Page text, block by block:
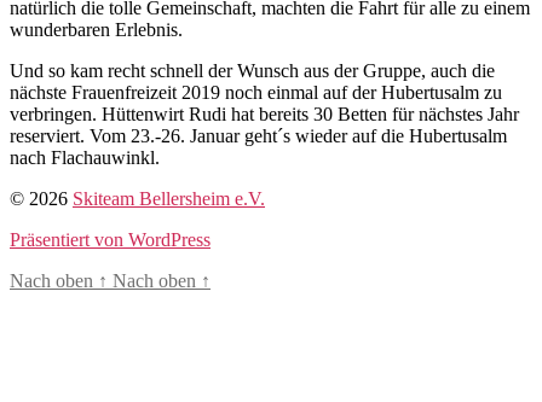
natürlich die tolle Gemeinschaft, machten die Fahrt für alle zu einem
wunderbaren Erlebnis.
Und so kam recht schnell der Wunsch aus der Gruppe, auch die
nächste Frauenfreizeit 2019 noch einmal auf der Hubertusalm zu
verbringen. Hüttenwirt Rudi hat bereits 30 Betten für nächstes Jahr
reserviert. Vom 23.-26. Januar geht´s wieder auf die Hubertusalm
nach Flachauwinkl.
© 2026 Skiteam Bellersheim e.V.
Präsentiert von WordPress
Nach oben ↑ Nach oben ↑